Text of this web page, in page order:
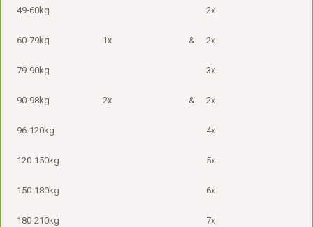
49-60kg 2x
60-79kg 1x & 2x
79-90kg 3x
90-98kg 2x & 2x
96-120kg 4x
120-150kg 5x
150-180kg 6x
180-210kg 7x